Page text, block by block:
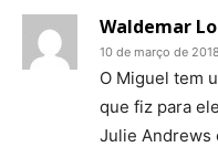
Waldemar
10 de março de
O Miguel tem
que fiz para
Julie Andrews